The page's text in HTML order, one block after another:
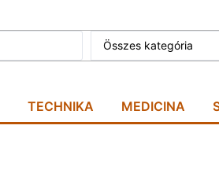
Összes kategória
TECHNIKA MEDICINA